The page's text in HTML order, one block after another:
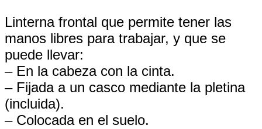
Linterna frontal que permite tener las
manos libres para trabajar, y que se
puede llevar:
– En la cabeza con la cinta.
– Fijada a un casco mediante la pletina
(incluida).
– Colocada en el suelo.